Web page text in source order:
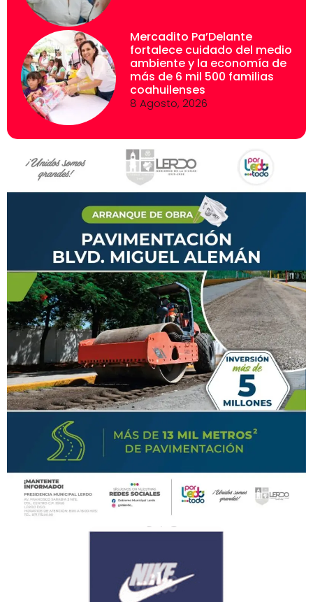
Mercadito Pa’Delante
fortalece cuidado del medio
ambiente y la economía de
más de 6 mil 500 familias
coahuilenses
8 Agosto, 2026